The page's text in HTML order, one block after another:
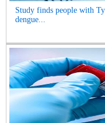
Study finds people with
dengue...